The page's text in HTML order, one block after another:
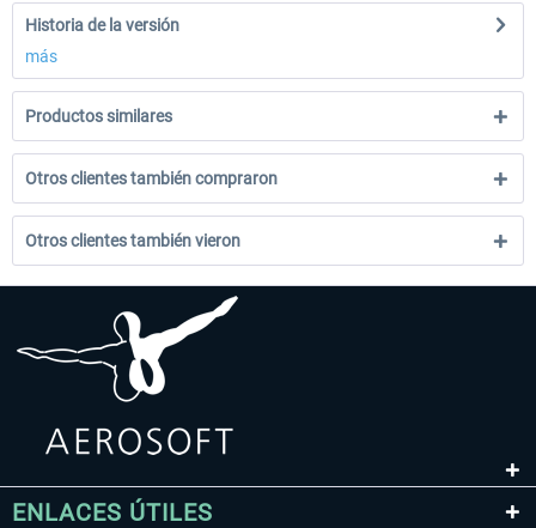
Historia de la versión
más
Productos similares
Otros clientes también compraron
Otros clientes también vieron
ENLACES ÚTILES